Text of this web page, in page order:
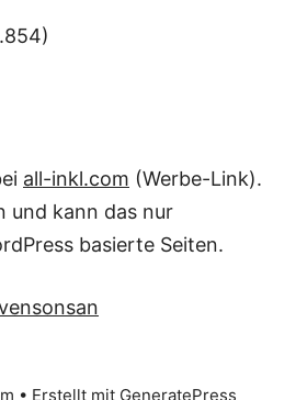
all-inkl.com (Werbe-Link).
und kann das nur
basierte Seiten.
• Erstellt mit GeneratePress